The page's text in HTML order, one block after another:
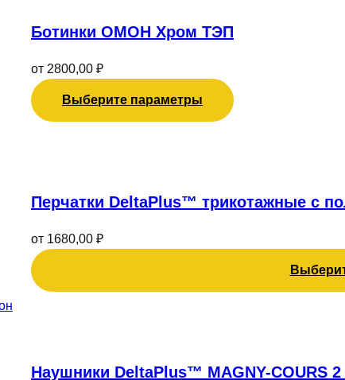
Ботинки ОМОН Хром ТЭП
от 2800,00 ₽
Выберите параметры
несколько
Опции
можно
выбрать
Перчатки DeltaPlus™ трикотажные с
от 1680,00 ₽
несколько
Опции
можно
выбрать
Наушники DeltaPlus™ MAGNY-COURS